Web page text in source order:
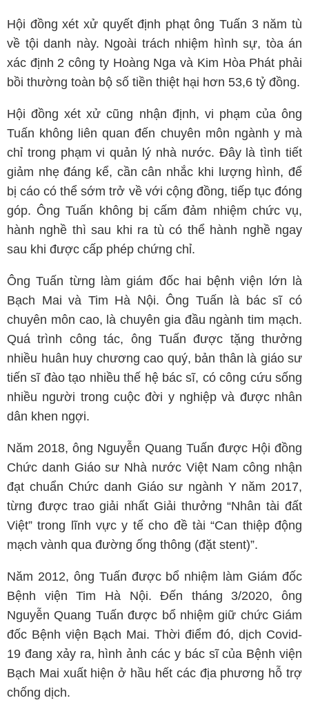
Hội đồng xét xử quyết định phạt ông Tuấn 3 năm tù
về tội danh này. Ngoài trách nhiệm hình sự, tòa án
xác định 2 công ty Hoàng Nga và Kim Hòa Phát phải
bồi thường toàn bộ số tiền thiệt hại hơn 53,6 tỷ đồng.
Hội đồng xét xử cũng nhận định, vi phạm của ông
Tuấn không liên quan đến chuyên môn ngành y mà
chỉ trong phạm vi quản lý nhà nước. Đây là tình tiết
giảm nhẹ đáng kể, cần cân nhắc khi lượng hình, để
bị cáo có thể sớm trở về với cộng đồng, tiếp tục đóng
góp. Ông Tuấn không bị cấm đảm nhiệm chức vụ,
hành nghề thì sau khi ra tù có thể hành nghề ngay
sau khi được cấp phép chứng chỉ.
Ông Tuấn từng làm giám đốc hai bệnh viện lớn là
Bạch Mai và Tim Hà Nội. Ông Tuấn là bác sĩ có
chuyên môn cao, là chuyên gia đầu ngành tim mạch.
Quá trình công tác, ông Tuấn được tặng thưởng
nhiều huân huy chương cao quý, bản thân là giáo sư
tiến sĩ đào tạo nhiều thế hệ bác sĩ, có công cứu sống
nhiều người trong cuộc đời y nghiệp và được nhân
dân khen ngợi.
Năm 2018, ông Nguyễn Quang Tuấn được Hội đồng
Chức danh Giáo sư Nhà nước Việt Nam công nhận
đạt chuẩn Chức danh Giáo sư ngành Y năm 2017,
từng được trao giải nhất Giải thưởng “Nhân tài đất
Việt” trong lĩnh vực y tế cho đề tài “Can thiệp động
mạch vành qua đường ống thông (đặt stent)”.
Năm 2012, ông Tuấn được bổ nhiệm làm Giám đốc
Bệnh viện Tim Hà Nội. Đến tháng 3/2020, ông
Nguyễn Quang Tuấn được bổ nhiệm giữ chức Giám
đốc Bệnh viện Bạch Mai. Thời điểm đó, dịch Covid-
19 đang xảy ra, hình ảnh các y bác sĩ của Bệnh viện
Bạch Mai xuất hiện ở hầu hết các địa phương hỗ trợ
chống dịch.